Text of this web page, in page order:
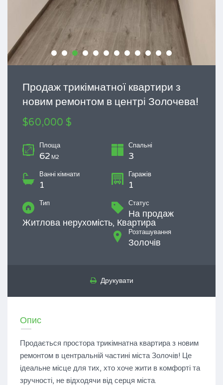
Продаж трикімнатної квартири з
новим ремонтом в центрі Золочева!
$60,000 $
Площа
62 М2
Спальні
3
Ванні кімнати
1
Гаражів
1
Тип
Житлова нерухомість, Квартира
Статус
На продаж
Розташування
Золочів
Друкувати
Опис
Продається простора трикімнатна квартира з новим
ремонтом в центральній частині міста Золочів! Це
ідеальне місце для тих, хто хоче жити в комфорті та
зручності, не відходячи від серця міста.